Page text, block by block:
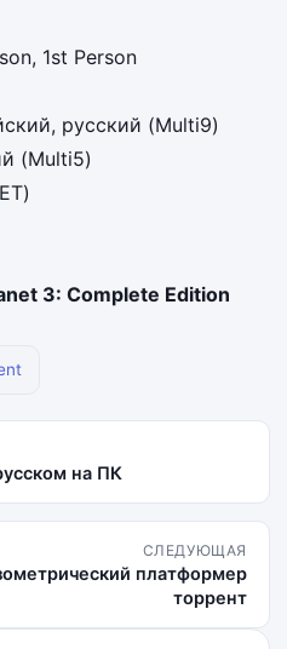
1st Person
русский (Multi9)
(Multi5)
3: Complete Edition
на ПК
СЛЕДУЮЩАЯ
платформер
торрент